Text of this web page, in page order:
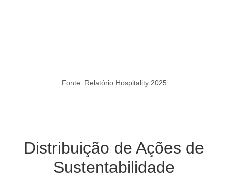
Fonte: Relatório Hospitality 2025
Distribuição de Ações de
Sustentabilidade